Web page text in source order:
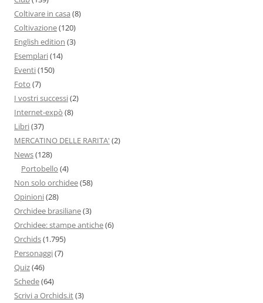
Coltivare in casa (8)
Coltivazione(120)
English edition (3)
Esemplari(14)
Eventi(150)
Foto (7)
I vostri successi(2)
Internet-expò (8)
Libri(37)
MERCATINO DELLE RARITA' (2)
News(128)
Portobello (4)
Non solo orchidee(58)
Opinioni(28)
Orchidee brasiliane(3)
Orchidee: stampe antiche(6)
Orchids(1.795)
Personaggi(7)
Quiz(46)
Schede(64)
Scrivi a Orchids.it(3)